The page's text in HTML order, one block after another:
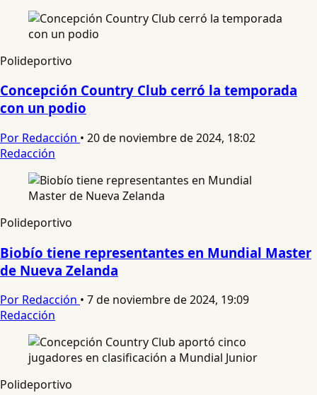
Polideportivo
Concepción Country Club cerró la temporada
con un podio
Por Redacción • 20 de noviembre de 2024, 18:02
Redacción
Polideportivo
Biobío tiene representantes en Mundial Master
de Nueva Zelanda
Por Redacción • 7 de noviembre de 2024, 19:09
Redacción
Polideportivo